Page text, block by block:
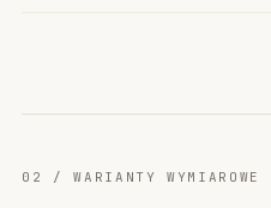
02 / WARIANTY WYMIAROWE